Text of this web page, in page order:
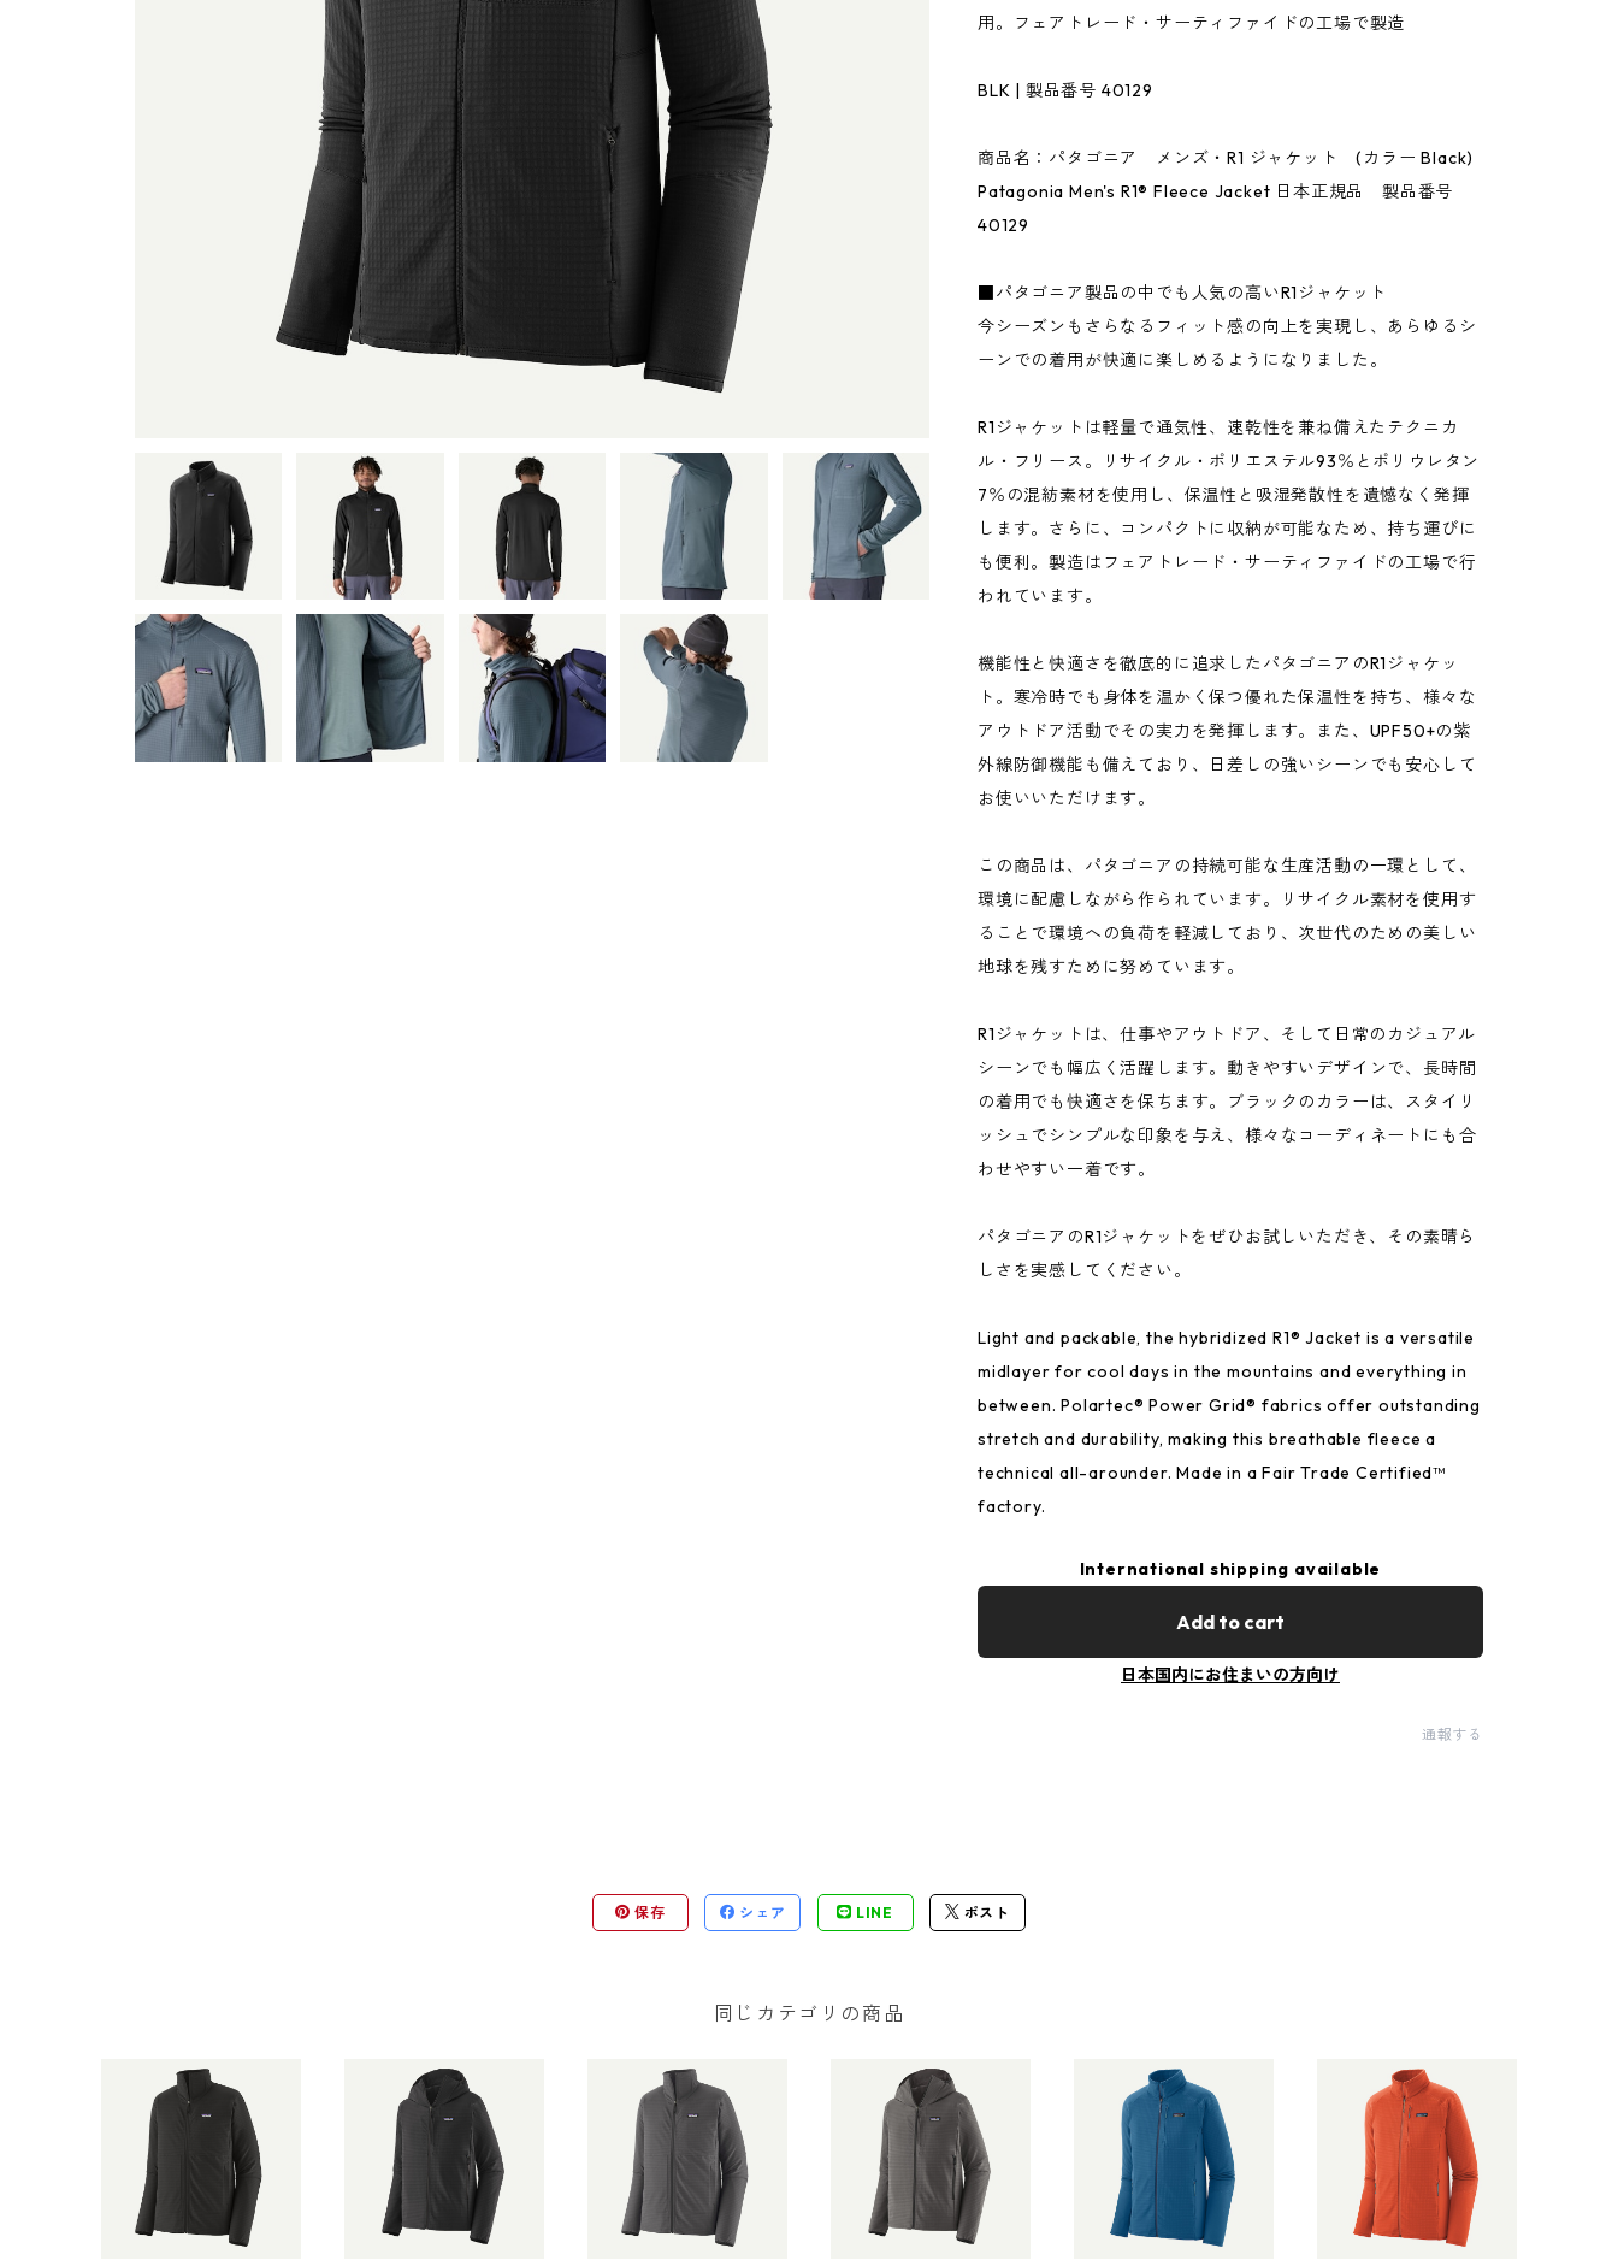
用。フェアトレード・サーティファイドの工場で製造
BLK | 製品番号 40129
商品名：パタゴニア メンズ・R1 ジャケット (カラー Black)
Patagonia Men's R1® Fleece Jacket 日本正規品 製品番号
40129
■パタゴニア製品の中でも人気の高いR1ジャケット
今シーズンもさらなるフィット感の向上を実現し、あらゆるシ
ーンでの着用が快適に楽しめるようになりました。
R1ジャケットは軽量で通気性、速乾性を兼ね備えたテクニカ
ル・フリース。リサイクル・ポリエステル93％とポリウレタン
7％の混紡素材を使用し、保温性と吸湿発散性を遺憾なく発揮
します。さらに、コンパクトに収納が可能なため、持ち運びに
も便利。製造はフェアトレード・サーティファイドの工場で行
われています。
機能性と快適さを徹底的に追求したパタゴニアのR1ジャケッ
ト。寒冷時でも身体を温かく保つ優れた保温性を持ち、様々な
アウトドア活動でその実力を発揮します。また、UPF50+の紫
外線防御機能も備えており、日差しの強いシーンでも安心して
お使いいただけます。
この商品は、パタゴニアの持続可能な生産活動の一環として、
環境に配慮しながら作られています。リサイクル素材を使用す
ることで環境への負荷を軽減しており、次世代のための美しい
地球を残すために努めています。
R1ジャケットは、仕事やアウトドア、そして日常のカジュアル
シーンでも幅広く活躍します。動きやすいデザインで、長時間
の着用でも快適さを保ちます。ブラックのカラーは、スタイリ
ッシュでシンプルな印象を与え、様々なコーディネートにも合
わせやすい一着です。
パタゴニアのR1ジャケットをぜひお試しいただき、その素晴ら
しさを実感してください。
Light and packable, the hybridized R1® Jacket is a versatile
midlayer for cool days in the mountains and everything in
between. Polartec® Power Grid® fabrics offer outstanding
stretch and durability, making this breathable fleece a
technical all-arounder. Made in a Fair Trade Certified™
factory.
International shipping available
Add to cart
日本国内にお住まいの方向け
通報する
保存 シェア LINE ポスト
同じカテゴリの商品